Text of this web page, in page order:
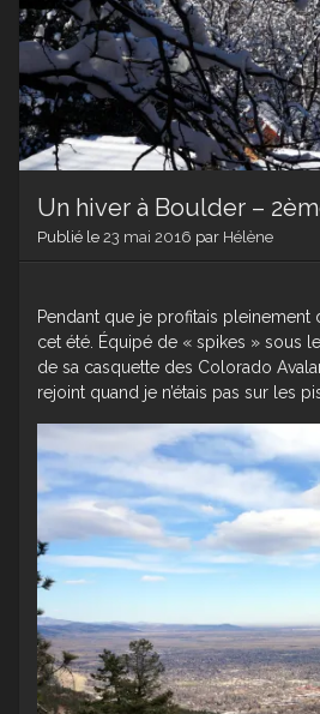
Un hiver à Boulder –
Publié le 23 mai 2016 par Hélène
Pendant que je profitais pleinement
cet été. Équipé de « spikes » sous
de sa casquette des Colorado
rejoint quand je n’étais pas sur les